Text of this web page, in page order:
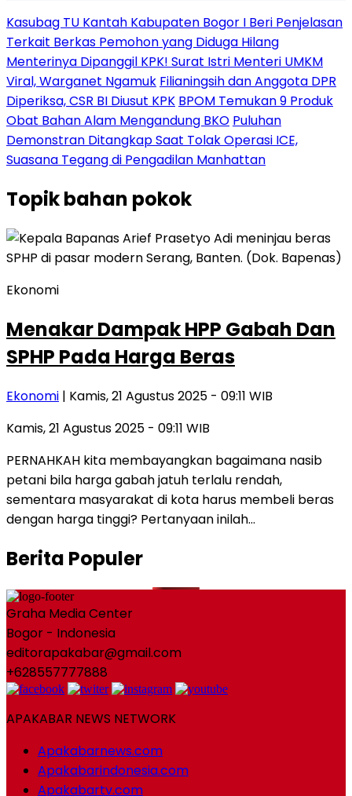
Kasubag TU Kantah Kabupaten Bogor I Beri Penjelasan
Terkait Berkas Pemohon yang Diduga Hilang
Menterinya Dipanggil KPK! Surat Istri Menteri UMKM
Viral, Warganet Ngamuk Filianingsih dan Anggota DPR
Diperiksa, CSR BI Diusut KPK BPOM Temukan 9 Produk
Obat Bahan Alam Mengandung BKO Puluhan
Demonstran Ditangkap Saat Tolak Operasi ICE,
Suasana Tegang di Pengadilan Manhattan
Topikbahan pokok
Ekonomi
Menakar Dampak HPP Gabah Dan
SPHP Pada Harga Beras
Ekonomi | Kamis, 21 Agustus 2025 - 09:11 WIB
Kamis, 21 Agustus 2025 - 09:11 WIB
PERNAHKAH kita membayangkan bagaimana nasib
petani bila harga gabah jatuh terlalu rendah,
sementara masyarakat di kota harus membeli beras
dengan harga tinggi? Pertanyaan inilah…
Berita Populer
Graha Media Center
Bogor - Indonesia
editorapakabar@gmail.com
+628557777888
APAKABAR NEWS NETWORK
Apakabarnews.com
Apakabarindonesia.com
Apakabartv.com